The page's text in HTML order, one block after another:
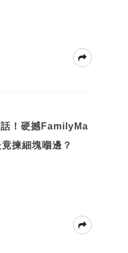
！硬撼FamilyMa
揀細塊嗰邊？